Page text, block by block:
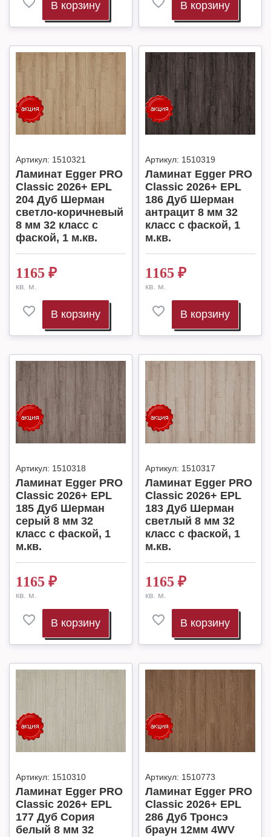
В корзину В корзину
Артикул: 1510321
Ламинат Egger PRO
Classic 2026+ EPL
204 Дуб Шерман
светло-коричневый
8 мм 32 класс с
фаской, 1 м.кв.
1165 ₽
кв. м.
В корзину
Артикул: 1510319
Ламинат Egger PRO
Classic 2026+ EPL
186 Дуб Шерман
антрацит 8 мм 32
класс с фаской, 1
м.кв.
1165 ₽
кв. м.
В корзину
Артикул: 1510318
Ламинат Egger PRO
Classic 2026+ EPL
185 Дуб Шерман
серый 8 мм 32
класс с фаской, 1
м.кв.
1165 ₽
кв. м.
В корзину
Артикул: 1510317
Ламинат Egger PRO
Classic 2026+ EPL
183 Дуб Шерман
светлый 8 мм 32
класс с фаской, 1
м.кв.
1165 ₽
кв. м.
В корзину
Артикул: 1510310
Ламинат Egger PRO
Classic 2026+ EPL
177 Дуб Сория
белый 8 мм 32
Артикул: 1510773
Ламинат Egger PRO
Classic 2026+ EPL
286 Дуб Тронсэ
браун 12мм 4WV